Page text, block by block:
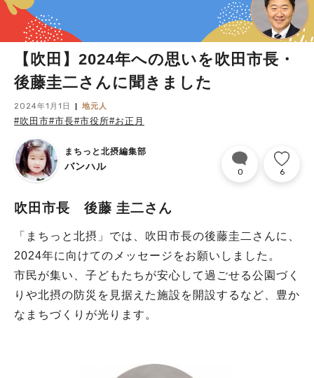
【吹田】2024年への思いを吹田市長・
後藤圭二さんに聞きました
2024年1月1日 地元人
#吹田市#市長#市役所#お正月
まちっと北摂編集部
バンハル 0 6
吹田市長 後藤 圭二さん
「まちっと北摂」では、吹田市長の後藤圭二さんに、
2024年に向けてのメッセージをお願いしました。
市民が集い、子どもたちが安心して過ごせる公園づく
りや北摂の防災を見据えた施設を開設するなど、豊か
なまちづくりが光ります。